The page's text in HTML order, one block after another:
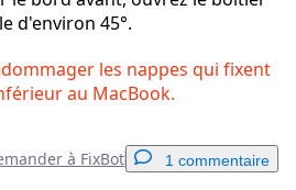
d'environ 45°.
les nappes qui fixent
au MacBook.
à FixBot 1 commentaire